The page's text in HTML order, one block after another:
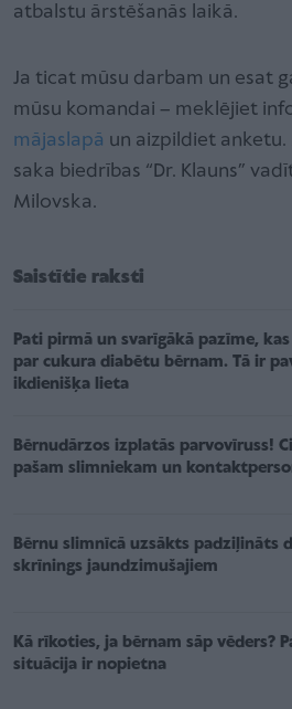
atbalstu ārstēšanās laikā.
Ja ticat mūsu darbam un esat
mūsu komandai – meklējiet
mājaslapā un aizpildiet anketu.
saka biedrības “Dr. Klauns”
Milovska.
Saistītie raksti
Pati pirmā un svarīgākā pazīme,
par cukura diabētu bērnam. Tā ir
ikdienišķa lieta
Bērnudārzos izplatās parvovīruss!
pašam slimniekam un
Bērnu slimnīcā uzsākts padziļināts
skrīnings jaundzimušajiem
Kā rīkoties, ja bērnam sāp vēders?
situācija ir nopietna